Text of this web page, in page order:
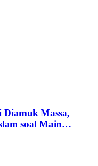
Massa,
soal Main…